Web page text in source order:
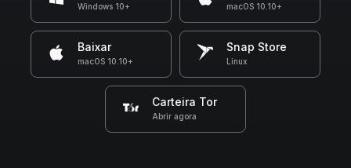
Windows 10+ macOS 10.10+
Baixar
macOS 10.10+
Snap Store
Linux
Carteira Tor
Abrir agora